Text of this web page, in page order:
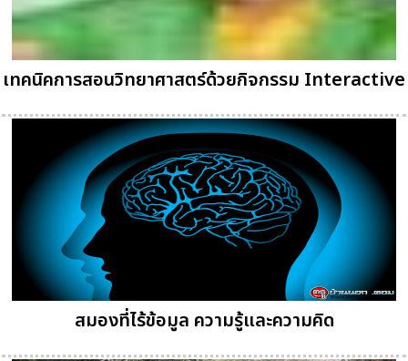
เทคนิคการสอนวิทยาศาสตร์ด้วยกิจกรรม Interactive
สมองที่ไร้ข้อมูล ความรู้และความคิด